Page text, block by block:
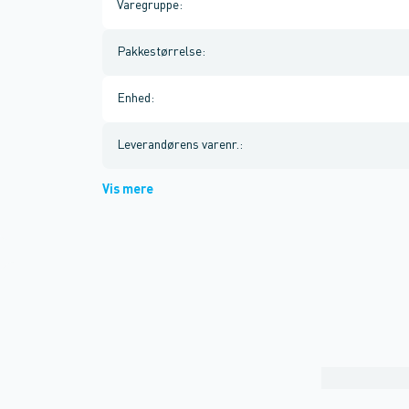
Varegruppe:
Pakkestørrelse:
Enhed :
Leverandørens varenr. :
Vis mere